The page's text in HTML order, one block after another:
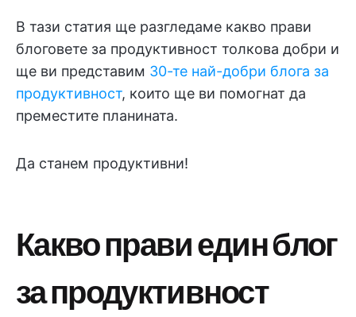
В тази статия ще разгледаме какво прави
блоговете за продуктивност толкова добри и
ще ви представим 30-те най-добри блога за
продуктивност, които ще ви помогнат да
преместите планината.
Да станем продуктивни!
Какво прави един блог
за продуктивност